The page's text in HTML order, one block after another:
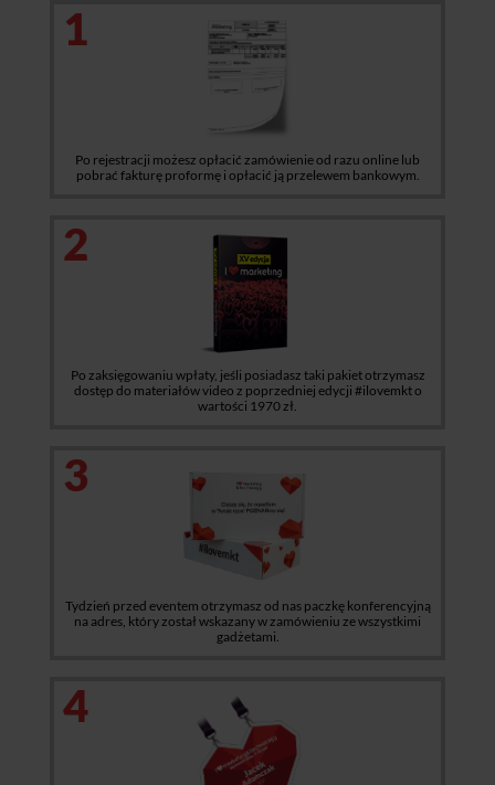
1
Po rejestracji możesz opłacić zamówienie od razu online lub
pobrać fakturę proformę i opłacić ją przelewem bankowym.
2
Po zaksięgowaniu wpłaty, jeśli posiadasz taki pakiet otrzymasz
dostęp do materiałów video z poprzedniej edycji #ilovemkt o
wartości 1970 zł.
3
Tydzień przed eventem otrzymasz od nas paczkę konferencyjną
na adres, który został wskazany w zamówieniu ze wszystkimi
gadżetami.
4